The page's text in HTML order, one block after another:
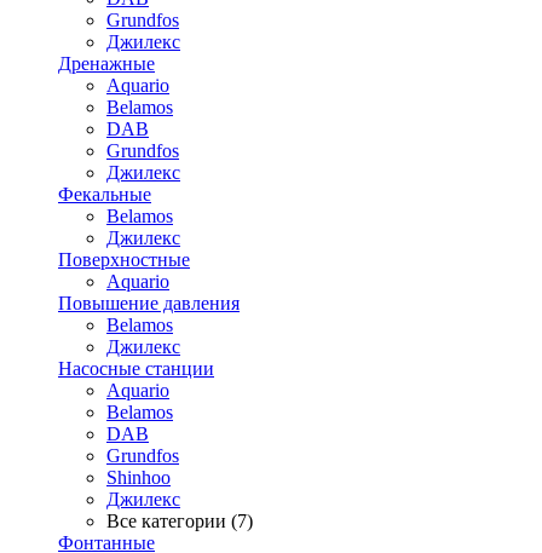
Grundfos
Джилекс
Дренажные
Aquario
Belamos
DAB
Grundfos
Джилекс
Фекальные
Belamos
Джилекс
Поверхностные
Aquario
Повышение давления
Belamos
Джилекс
Насосные станции
Aquario
Belamos
DAB
Grundfos
Shinhoo
Джилекс
Все категории (7)
Фонтанные